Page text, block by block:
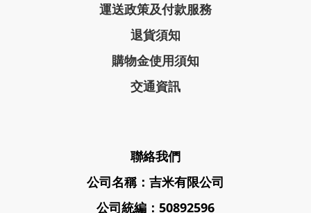
運送政策及付款服務
退貨須知
購物金使用須知
交通資訊
聯絡我們
公司名稱：吉米有限公司
公司統編：50892596